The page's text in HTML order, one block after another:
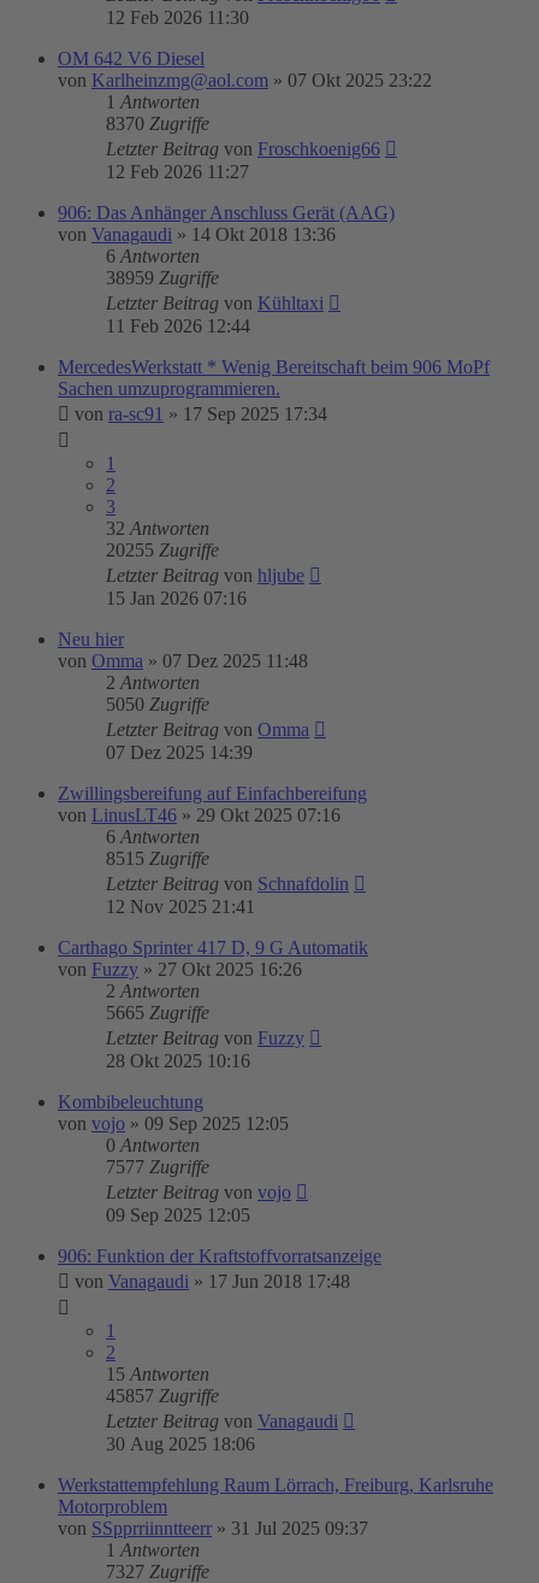
12 Feb 2026 11:30
OM 642 V6 Diesel
von Karlheinzmg@aol.com » 07 Okt 2025 23:22
1 Antworten
8370 Zugriffe
Letzter Beitrag von Froschkoenig66
12 Feb 2026 11:27
906: Das Anhänger Anschluss Gerät (AAG)
von Vanagaudi » 14 Okt 2018 13:36
6 Antworten
38959 Zugriffe
Letzter Beitrag von Kühltaxi
11 Feb 2026 12:44
MercedesWerkstatt * Wenig Bereitschaft beim 906 MoPf
Sachen umzuprogrammieren.
von ra-sc91 » 17 Sep 2025 17:34
1
2
3
32 Antworten
20255 Zugriffe
Letzter Beitrag von hljube
15 Jan 2026 07:16
Neu hier
von Omma » 07 Dez 2025 11:48
2 Antworten
5050 Zugriffe
Letzter Beitrag von Omma
07 Dez 2025 14:39
Zwillingsbereifung auf Einfachbereifung
von LinusLT46 » 29 Okt 2025 07:16
6 Antworten
8515 Zugriffe
Letzter Beitrag von Schnafdolin
12 Nov 2025 21:41
Carthago Sprinter 417 D, 9 G Automatik
von Fuzzy » 27 Okt 2025 16:26
2 Antworten
5665 Zugriffe
Letzter Beitrag von Fuzzy
28 Okt 2025 10:16
Kombibeleuchtung
von vojo » 09 Sep 2025 12:05
0 Antworten
7577 Zugriffe
Letzter Beitrag von vojo
09 Sep 2025 12:05
906: Funktion der Kraftstoffvorratsanzeige
von Vanagaudi » 17 Jun 2018 17:48
1
2
15 Antworten
45857 Zugriffe
Letzter Beitrag von Vanagaudi
30 Aug 2025 18:06
Werkstattempfehlung Raum Lörrach, Freiburg, Karlsruhe
Motorproblem
von SSpprriinntteerr » 31 Jul 2025 09:37
1 Antworten
7327 Zugriffe